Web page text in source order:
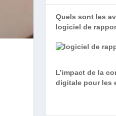
Quels sont les
logiciel de
L’impact de la
digitale pour les